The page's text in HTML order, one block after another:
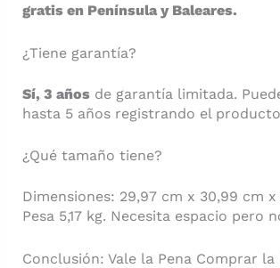
gratis en Península y Baleares.
¿Tiene garantía?
Sí, 3 añosde garantía limitada.
hasta 5 años registrando el
¿Qué tamaño tiene?
Dimensiones: 29,97 cm x 30,99 cm x
Pesa 5,17 kg. Necesita espacio pero
Conclusión: Vale la Pena Comprar la